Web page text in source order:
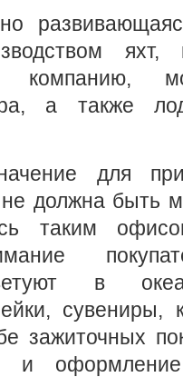
компанию,
а также
для
должна быть
таким
в
сувениры,
зажиточных
и